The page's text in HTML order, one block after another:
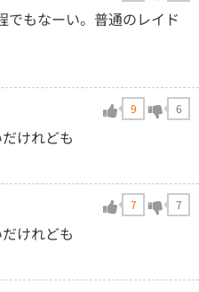
でもなーい。普通のレイド
9 6
けれども
7 7
けれども